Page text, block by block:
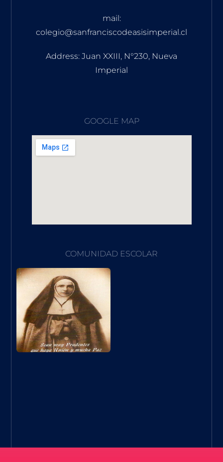
mail:
colegio@sanfranciscodeasisimperial.cl
Address: Juan XXIII, N°230, Nueva
Imperial
GOOGLE MAP
COMUNIDAD ESCOLAR